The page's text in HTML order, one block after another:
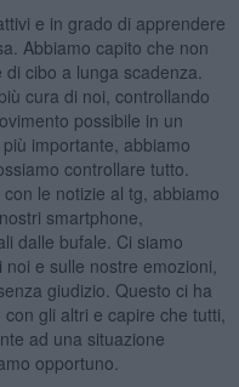
e in grado di apprendere
Abbiamo capito che non
cibo a lunga scadenza.
cura di noi, controllando
possibile in un
importante, abbiamo
controllare tutto.
le notizie al tg, abbiamo
smartphone,
dalle bufale. Ci siamo
e sulle nostre emozioni,
giudizio. Questo ci ha
gli altri e capire che tutti,
ad una situazione
opportuno.